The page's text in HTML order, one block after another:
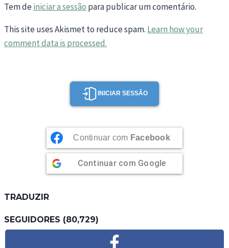
Tem deiniciar a sessão para publicar um comentário.
This site uses Akismet to reduce spam. Learn how your
comment data is processed.
INICIAR SESSÃO
Continuar com Facebook
Continuar com Google
TRADUZIR
SEGUIDORES (80,729)